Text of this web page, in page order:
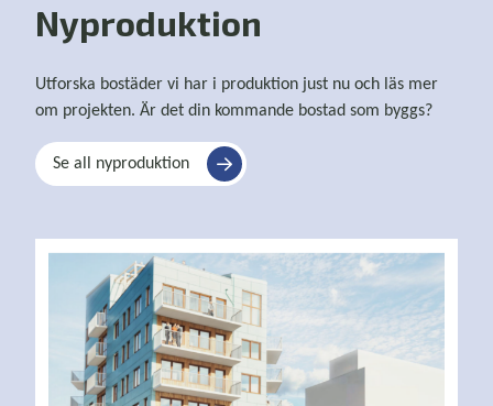
Nyproduktion
Utforska bostäder vi har i produktion just nu och läs mer
om projekten. Är det din kommande bostad som byggs?
Se all nyproduktion